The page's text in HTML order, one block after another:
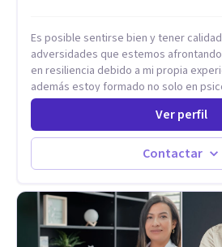
sistema emocional, reprocesamiento
infancia y reestructuración cognitiva
transformar patrones, emociones y
origen. Si buscas un proceso superficial, este no es el lugar.
Pero si estás listo(a) para
raíz de lo que te ocurre, la Dra. Sandra
es una de las mejores opciones para
cuando sanas tu mundo interno,
de elegir y de vivir.
Es posible sentirse bien y tener
adversidades que estemos
en resiliencia debido a mi propia
además estoy formado no solo en
coaching y técnicas de alto impacto
ansiedad y terapia de parejas. Sé que
el acompañamiento adecuado todo el
cambios en menos de 5 sesiones. Mi
me ha demostrado que no importan
Ver perfil
Contactar